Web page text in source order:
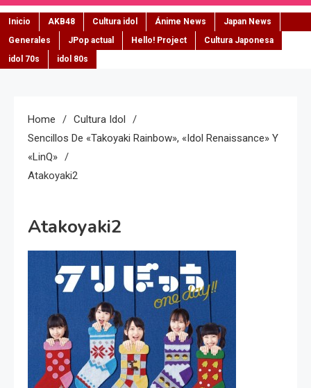
Inicio AKB48 Cultura idol Ánime News
Japan News
Generales
JPop actual Hello! Project
Cultura Japonesa
idol 70s
idol 80s
Home
Cultura Idol
Sencillos De «Takoyaki Rainbow», «Idol Renaissance» Y
«LinQ»
Atakoyaki2
Atakoyaki2